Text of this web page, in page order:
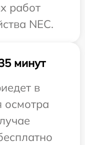
работ
NEC.
минут
в
осмотра